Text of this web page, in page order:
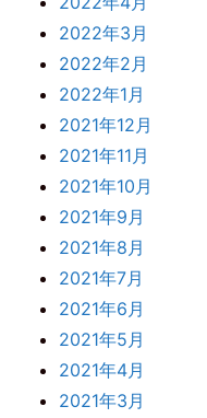
2022年3月
2022年2月
2022年1月
2021年12月
2021年11月
2021年10月
2021年9月
2021年8月
2021年7月
2021年6月
2021年5月
2021年4月
2021年3月